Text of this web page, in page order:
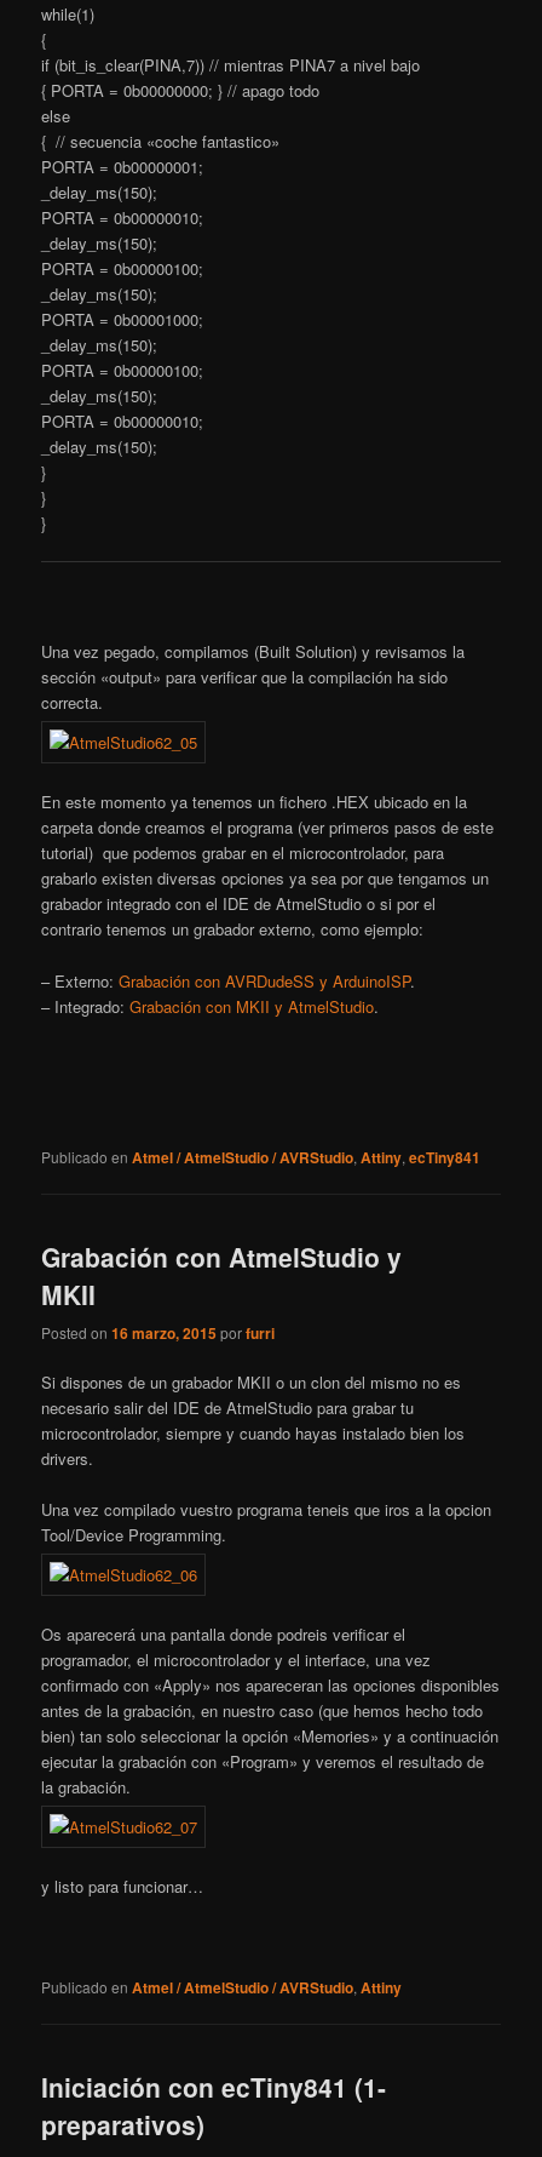
while(1)
{
if (bit_is_clear(PINA,7)) // mientras PINA7 a nivel bajo
{ PORTA = 0b00000000; } // apago todo
else
{ // secuencia «coche fantastico»
PORTA = 0b00000001;
_delay_ms(150);
PORTA = 0b00000010;
_delay_ms(150);
PORTA = 0b00000100;
_delay_ms(150);
PORTA = 0b00001000;
_delay_ms(150);
PORTA = 0b00000100;
_delay_ms(150);
PORTA = 0b00000010;
_delay_ms(150);
}
}
}
Una vez pegado, compilamos (Built Solution) y revisamos la
sección «output» para verificar que la compilación ha sido
correcta.
En este momento ya tenemos un fichero .HEX ubicado en la
carpeta donde creamos el programa (ver primeros pasos de este
tutorial) que podemos grabar en el microcontrolador, para
grabarlo existen diversas opciones ya sea por que tengamos un
grabador integrado con el IDE de AtmelStudio o si por el
contrario tenemos un grabador externo, como ejemplo:
– Externo:Grabación con AVRDudeSS y ArduinoISP.
– Integrado: Grabación con MKII y AtmelStudio.
Publicado en Atmel / AtmelStudio / AVRStudio,Attiny,ecTiny841
Grabación con AtmelStudio y
MKII
Posted on16 marzo, 2015porfurri
Si dispones de un grabador MKII o un clon del mismo no es
necesario salir del IDE de AtmelStudio para grabar tu
microcontrolador, siempre y cuando hayas instalado bien los
drivers.
Una vez compilado vuestro programa teneis que iros a la opcion
Tool/Device Programming.
Os aparecerá una pantalla donde podreis verificar el
programador, el microcontrolador y el interface, una vez
confirmado con «Apply» nos apareceran las opciones disponibles
antes de la grabación, en nuestro caso (que hemos hecho todo
bien) tan solo seleccionar la opción «Memories» y a continuación
ejecutar la grabación con «Program» y veremos el resultado de
la grabación.
y listo para funcionar…
Publicado en Atmel / AtmelStudio / AVRStudio,Attiny
Iniciación con ecTiny841 (1-
preparativos)